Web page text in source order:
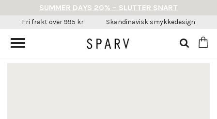
SUMMER DAYS 20% – SLUTTER SNART
Fri frakt over 995 kr Skandinavisk smykkedesign